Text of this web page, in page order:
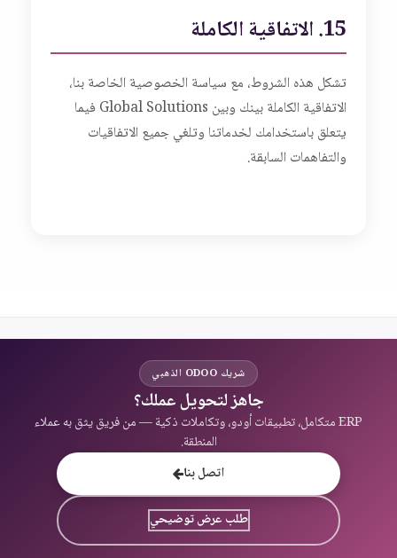
15. الاتفاقية الكاملة
تشكل هذه الشروط، مع سياسة الخصوصية الخاصة بنا،
الاتفاقية الكاملة بينك وبين Global Solutions فيما
يتعلق باستخدامك لخدماتنا وتلغي جميع الاتفاقيات
والتفاهمات السابقة.
شريك ODOO الذهبي
جاهز لتحويل عملك؟
ERP متكامل، تطبيقات أودو، وتكاملات ذكية — من فريق يثق به عملاء
المنطقة.
اتصل بنا
طلب عرض توضيحي